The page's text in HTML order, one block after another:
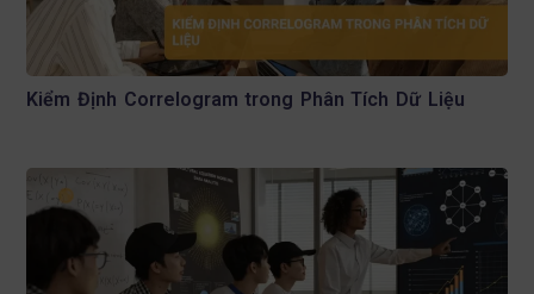
Kiểm Định Correlogram trong Phân Tích Dữ Liệu